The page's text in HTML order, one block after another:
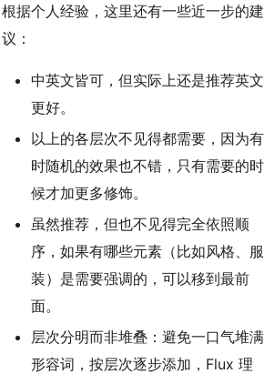
根据个人经验，这里还有一些近一步的建
议：
中英文皆可，但实际上还是推荐英文
更好。
以上的各层次不见得都需要，因为有
时随机的效果也不错，只有需要的时
候才加更多修饰。
虽然推荐，但也不见得完全依照顺
序，如果有哪些元素（比如风格、服
装）是需要强调的，可以移到最前
面。
层次分明而非堆叠：避免一口气堆满
形容词，按层次逐步添加，Flux 理